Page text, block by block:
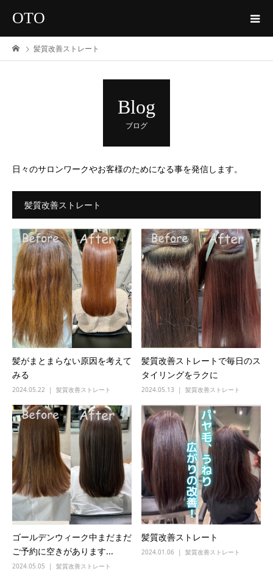
OTO
髪質改善ストレート
Blog
ブログ
日々のサロンワークやお客様のためになる事を発信します。
髪質改善ストレート
髪がまとまらない原因を考えて
みる
2024.05.22 髪質改善ストレート
髪質改善ストレートで毎日のス
タイリングをラクに
2024.05.13 髪質改善ストレート
ゴールデンウィーク中まだまだ
ご予約に空きがあります...
2024.05.05 髪質改善ストレート
髪質改善ストレート
2024.01.06 髪質改善ストレート